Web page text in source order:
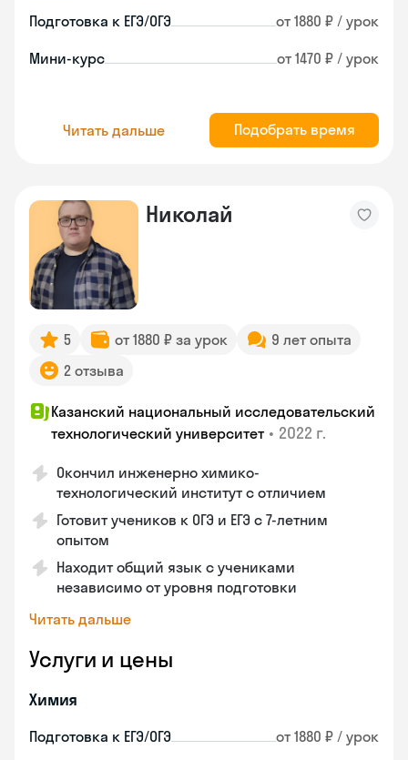
Подготовка к ЕГЭ/ОГЭ от 1880 ₽ / урок
Мини-курс от 1470 ₽ / урок
Читать дальше Подобрать время
Николай
5 от 1880 ₽ за урок
9 лет опыта
2 отзыва
Казанский национальный исследовательский
технологический университет • 2022 г.
Окончил инженерно химико-
технологический институт с отличием
Готовит учеников к ОГЭ и ЕГЭ с 7-летним
опытом
Находит общий язык с учениками
независимо от уровня подготовки
Читать дальше
Услуги и цены
Химия
Подготовка к ЕГЭ/ОГЭ от 1880 ₽ / урок